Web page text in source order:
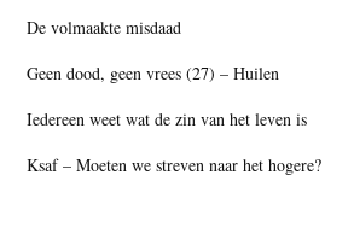
De volmaakte misdaad
Geen dood, geen vrees (27) – Huilen
Iedereen weet wat de zin van het leven is
Ksaf – Moeten we streven naar het hogere?